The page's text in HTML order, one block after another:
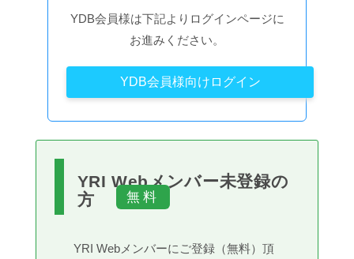
YDB会員様は下記よりログインページに
お進みください。
YDB会員様向けログイン
YRI Webメンバー未登録の
方
YRI Webメンバーにご登録（無料）頂